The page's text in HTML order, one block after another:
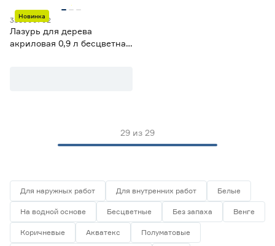
Новинка
358000702
Лазурь для дерева
акриловая 0,9 л бесцветная
29 из 29
Для наружных работ Для внутренних работ Белые
На водной основе Бесцветные Без запаха Венге
Коричневые Акватекс Полуматовые